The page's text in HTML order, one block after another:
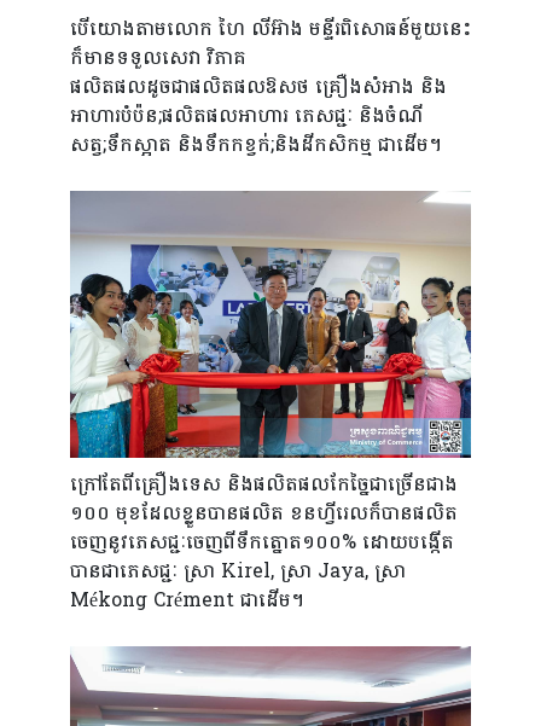
បើយោងតាមលោក ហៃ លីអ៊ាង មន្ទីរ​ពិសោធន៍​មួយ​នេះ
ក៏​មាន​ទទួលសេវា​ វិភាគ
​ផលិត​ផលដូច​ជាផលិតផលឱសថ គ្រឿងសំអាង និង
អាហារបំប៉ន;ផលិតផលអាហារ ភេសជ្ជៈ និងចំណី
សត្វ;ទឹកស្អាត និងទឹកកខ្វក់;និង​ដីកសិកម្ម ជាដើម។
ក្រៅតែពីគ្រឿង​ទេស និង​ផលិត​ផលកែច្នៃ​ជាច្រើន​ជាង​
១០០ មុខដែលខ្លួនបានផលិត​ ខនហ្វីរេល​ក៏បានផលិត​
ចេញ​នូវ​ភេសជ្ជៈចេញ​ពីទឹក​ត្នោត​​១០០% ដោយ​បង្កើត​
បាន​ជាភេសជ្ជៈ ​ស្រា Kirel, ស្រា Jaya, ស្រា
Mékong Crément ជាដើម។